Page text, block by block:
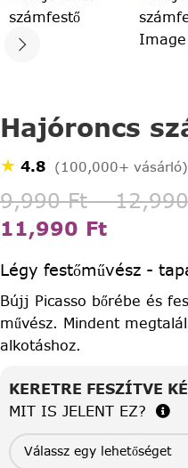
Hajóroncs
★ 4.8 (100,000+ vásárló)
9,990Ft –
11,990 Ft
Légy festőművész -
Bújj Picasso bőrébe és
művész. Mindent
alkotáshoz.
KERETRE FESZÍTVE
MIT IS JELENT EZ?